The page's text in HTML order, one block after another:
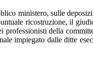
ministero, sulle
ricostruzione, il
professionisti della
impiegato dalle ditte